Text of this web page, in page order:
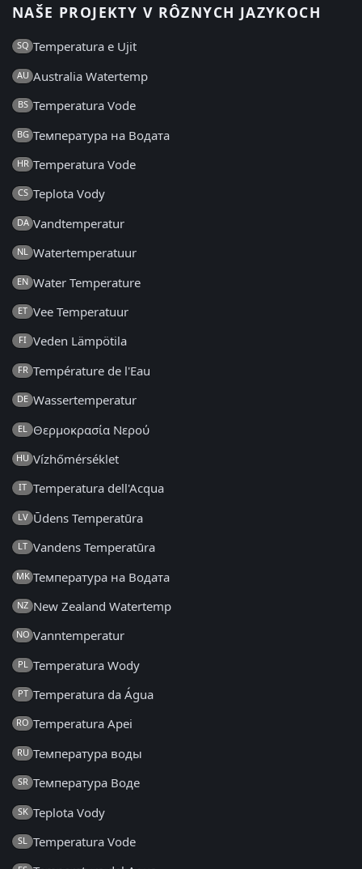
NAŠE PROJEKTY V RÔZNYCH JAZYKOCH
SQ Temperatura e Ujit
AU Australia Watertemp
BS Temperatura Vode
BG Температура на Водата
HR Temperatura Vode
CS Teplota Vody
DA Vandtemperatur
NL Watertemperatuur
EN Water Temperature
ET Vee Temperatuur
FI Veden Lämpötila
FR Température de l'Eau
DE Wassertemperatur
EL Θερμοκρασία Νερού
HU Vízhőmérséklet
IT Temperatura dell'Acqua
LV Ūdens Temperatūra
LT Vandens Temperatūra
MK Температура на Водата
NZ New Zealand Watertemp
NO Vanntemperatur
PL Temperatura Wody
PT Temperatura da Água
RO Temperatura Apei
RU Температура воды
SR Температура Воде
SK Teplota Vody
SL Temperatura Vode